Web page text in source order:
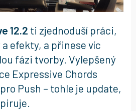
12.2 ti zjednoduší práci,
efekty, a přinese víc
fázi tvorby. Vylepšený
Expressive Chords
Push – tohle je update,